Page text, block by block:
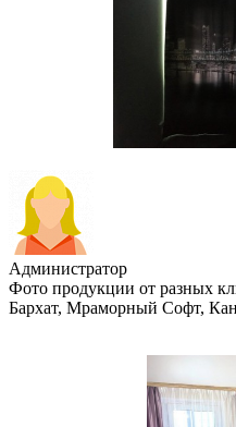
Администратор
Фото продукции от разных
Бархат, Мраморный Софт,